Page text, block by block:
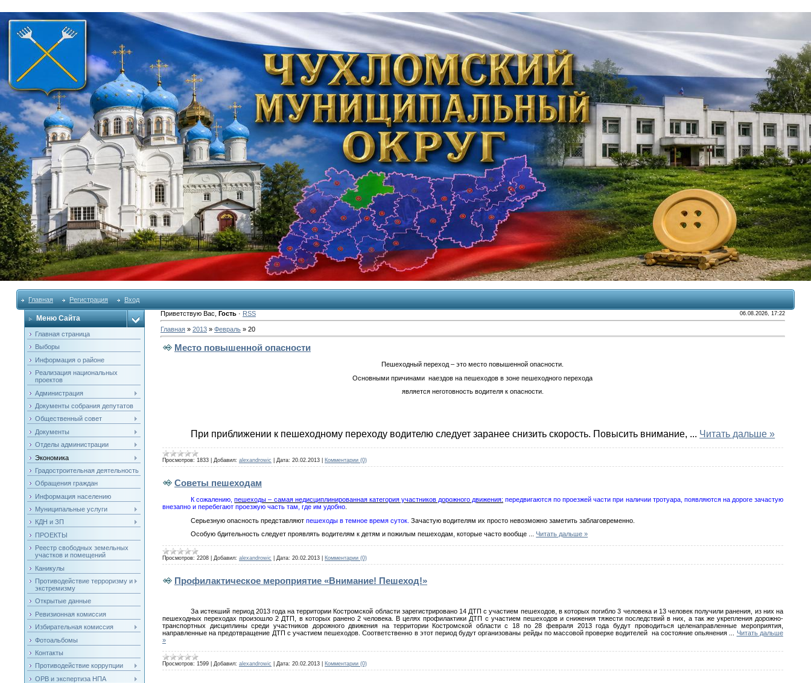
Главная Регистрация Вход
Меню Сайта
Главная страница
Выборы
Информация о районе
Реализация национальных
проектов
Администрация
Документы собрания депутатов
Общественный совет
Документы
Отделы администрации
Экономика
Градостроительная деятельность
Обращения граждан
Информация населению
Муниципальные услуги
КДН и ЗП
ПРОЕКТЫ
Реестр свободных земельных
участков и помещений
Каникулы
Противодействие терроризму и
экстремизму
Открытые данные
Ревизионная комиссия
Избирательная комиссия
Фотоальбомы
Контакты
Противодействие коррупции
ОРВ и экспертиза НПА
Приветствую Вас Гость· RSS 06.08.2026, 17:22
Главная» 2013 » Февраль » 20
Место повышенной опасности
Пешеходный переход – это место повышенной опасности.
Основными причинами наездов на пешеходов в зоне пешеходного перехода
является неготовность водителя к опасности.
При приближении к пешеходному переходу водителю следует заранее снизить скорость. Повысить внимание, ... Читать дальше »
Просмотров: 1833 Добавил: alexandrowic Дата: 20.02.2013 Комментарии (0)
Советы пешеходам
К сожалению,пешеходы – самая недисциплинированная категория участников дорожного движения: передвигаются по проезжей части при наличии тротуара, появляются на дороге зачастую
внезапно и перебегают проезжую часть там, где им удобно.
Серьезную опасность представляют пешеходы в темное время суток. Зачастую водителям их просто невозможно заметить заблаговременно.
Особую бдительность следует проявлять водителям к детям и пожилым пешеходам, которые часто вообще
...Читать дальше »
Просмотров: 2208 Добавил: alexandrowic Дата: 20.02.2013 Комментарии (0)
Профилактическое мероприятие «Внимание! Пешеход!»
За истекший период 2013 года на территории Костромской области зарегистрировано 14 ДТП с участием пешеходов, в которых погибло 3 человека и 13 человек получили ранения, из них на
пешеходных переходах произошло 2 ДТП, в которых ранено 2 человека. В целях профилактики ДТП с участием пешеходов и снижения тяжести последствий в них, а так же укрепления дорожно-
транспортных дисциплины среди участников дорожного движения на территории Костромской области с 18 по 28 февраля 2013 года будут проводиться целенаправленные мероприятия,
направленные на предотвращение ДТП с участием пешеходов. Соответственно в этот период будут организованы рейды по массовой проверке водителей на состояние опьянения
Читать дальше
»
Просмотров: 1599 Добавил: alexandrowic Дата: 20.02.2013 Комментарии (0)